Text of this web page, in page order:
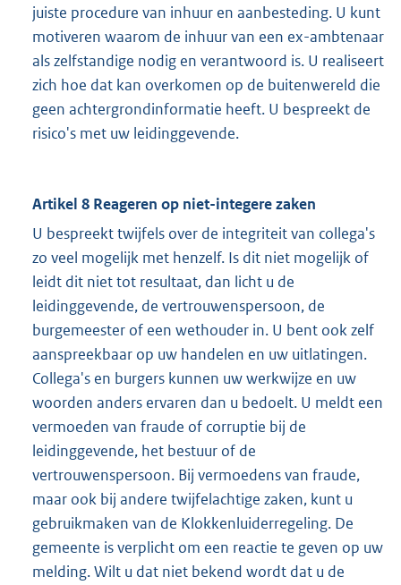
juiste procedure van inhuur en aanbesteding. U kunt
motiveren waarom de inhuur van een ex-ambtenaar
als zelfstandige nodig en verantwoord is. U realiseert
zich hoe dat kan overkomen op de buitenwereld die
geen achtergrondinformatie heeft. U bespreekt de
risico's met uw leidinggevende.
Artikel 8 Reageren op niet-integere zaken
U bespreekt twijfels over de integriteit van collega's
zo veel mogelijk met henzelf. Is dit niet mogelijk of
leidt dit niet tot resultaat, dan licht u de
leidinggevende, de vertrouwenspersoon, de
burgemeester of een wethouder in. U bent ook zelf
aanspreekbaar op uw handelen en uw uitlatingen.
Collega's en burgers kunnen uw werkwijze en uw
woorden anders ervaren dan u bedoelt. U meldt een
vermoeden van fraude of corruptie bij de
leidinggevende, het bestuur of de
vertrouwenspersoon. Bij vermoedens van fraude,
maar ook bij andere twijfelachtige zaken, kunt u
gebruikmaken van de Klokkenluiderregeling. De
gemeente is verplicht om een reactie te geven op uw
melding. Wilt u dat niet bekend wordt dat u de